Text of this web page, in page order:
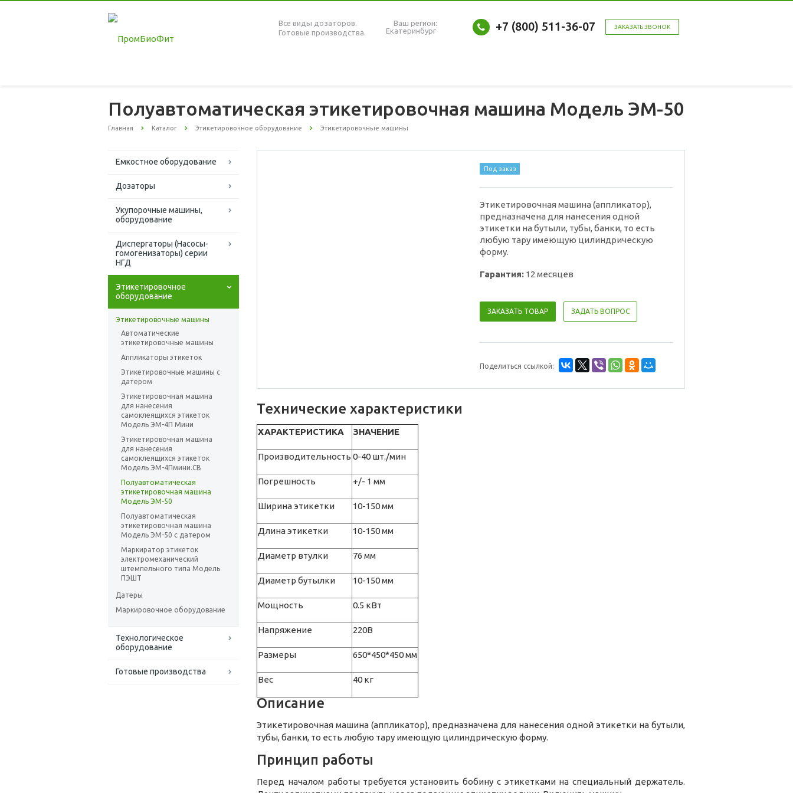
Все виды дозаторов.
Готовые производства.
Ваш регион:
Екатеринбург
ЗАКАЗАТЬ ЗВОНОК
+7 (800) 511-36-07
Полуавтоматическая этикетировочная машина Модель ЭМ-50
Главная Каталог Этикетировочное оборудование Этикетировочные машины
Емкостное оборудование
Дозаторы
Укупорочные машины,
оборудование
Диспергаторы (Насосы-
гомогенизаторы) серии
НГД
Этикетировочное
оборудование
Этикетировочные машины
Автоматические
этикетировочные машины
Аппликаторы этикеток
Этикетировочные машины с
датером
Этикетировочная машина
для нанесения
самоклеящихся этикеток
Модель ЭМ-4П Мини
Этикетировочная машина
для нанесения
самоклеящихся этикеток
Модель ЭМ-4Пмини.СВ
Полуавтоматическая
этикетировочная машина
Модель ЭМ-50
Полуавтоматическая
этикетировочная машина
Модель ЭМ-50 с датером
Маркиратор этикеток
электромеханический
штемпельного типа Модель
ПЭШТ
Датеры
Маркировочное оборудование
Технологическое
оборудование
Готовые производства
Под заказ
Этикетировочная машина (аппликатор),
предназначена для нанесения одной
этикетки на бутыли, тубы, банки, то есть
любую тару имеющую цилиндрическую
форму.
Гарантия: 12 месяцев
ЗАКАЗАТЬ ТОВАР ЗАДАТЬ ВОПРОС
Поделиться ссылкой:
Технические характеристики
ХАРАКТЕРИСТИКА ЗНАЧЕНИЕ
Производительность 0-40 шт./мин
Погрешность +/- 1 мм
Ширина этикетки 10-150 мм
Длина этикетки 10-150 мм
Диаметр втулки 76 мм
Диаметр бутылки 10-150 мм
Мощность 0.5 кВт
Напряжение 220В
Размеры 650*450*450 мм
Вес 40 кг
Описание
Этикетировочная машина (аппликатор), предназначена для нанесения одной этикетки на бутыли,
тубы, банки, то есть любую тару имеющую цилиндрическую форму.
Принцип работы
Перед началом работы требуется установить бобину с этикетками на специальный держатель.